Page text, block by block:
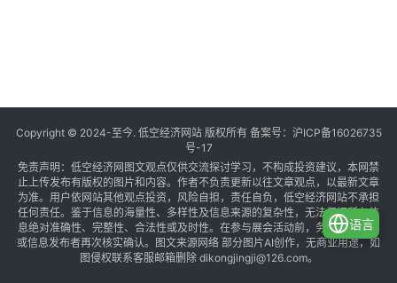
Copyright © 2024-至今. 低空经济网站 版权所有 备案号： 沪ICP备16026735
号-17
免责声明：低空经济网图文观点仅供交流探讨学习，不构成投资建议，本网禁
止上传发布有版权的图片和内容。作者不负责更新以往文章观点，以最新文章
为准。用户依网站其他观点投资，风险自担，责任自负，低空经济网站不承担
任何责任。鉴于信息的海量性、多样性及信息来源的复杂性，无法保证所有信
息绝对准确性、完整性、合法性或及时性。在参与展会活动前，务必与组织方
或信息发布者再次核实确认。图文来源网络 部分图片AI创作，无商业用途，如
图侵权联系客服邮箱删除 dikongjingji@126.com。
语言